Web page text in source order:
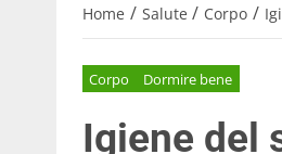
Home / Salute / Corpo /
Corpo Dormire bene
Igiene del